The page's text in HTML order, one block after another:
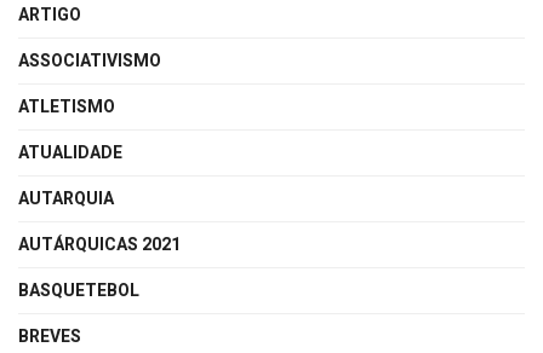
ARTIGO
ASSOCIATIVISMO
ATLETISMO
ATUALIDADE
AUTARQUIA
AUTÁRQUICAS 2021
BASQUETEBOL
BREVES